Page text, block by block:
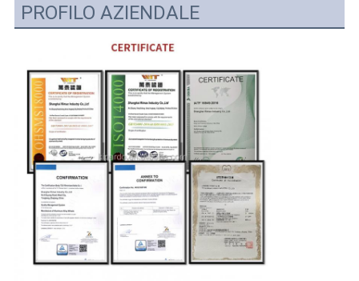
PROFILO AZIENDALE